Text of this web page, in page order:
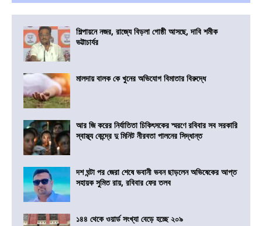
শিল্পায়নে নজর, রাজ্যে বিড়লা গোষ্ঠী আসছে, দাবি শমীক
ভট্টাচার্যর
মালদায় বালক কে খুনের অভিযোগ বিমাতার বিরুদ্ধে
আর জি করের নির্যাতিতা চিকিৎসকের স্মরণে রবিবার সব সরকারি
স্বাস্থ্য কেন্দ্রে দু মিনিট নীরবতা পালনের সিদ্ধান্ত
দশ ঘন্টা পর জেরা শেষে ভবানী ভবন ছাড়লেন অভিষেকের আপ্ত
সহায়ক সুমিত রায়, রবিবার ফের তলব
১৪৪ থেকে ওয়ার্ড সংখ্যা বেড়ে হচ্ছে ২০৯